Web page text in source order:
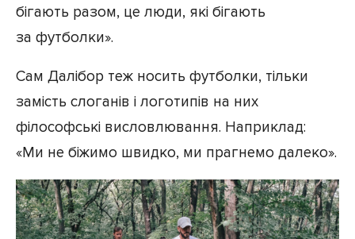
бігають разом, це люди, які бігають
за футболки».
Сам Далібор теж носить футболки, тільки
замість слоганів і логотипів на них
філософські висловлювання. Наприклад:
«Ми не біжимо швидко, ми прагнемо далеко».